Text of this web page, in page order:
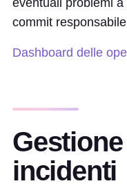
eventuali problemi a
commit
Dashboard delle
incidenti